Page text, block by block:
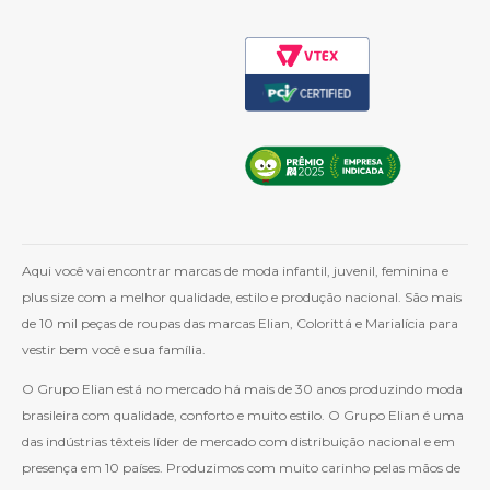
Aqui você vai encontrar marcas de moda infantil, juvenil, feminina e
plus size com a melhor qualidade, estilo e produção nacional. São mais
de 10 mil peças de roupas das marcas Elian, Colorittá e Marialícia para
vestir bem você e sua família.
O Grupo Elian está no mercado há mais de 30 anos produzindo moda
brasileira com qualidade, conforto e muito estilo. O Grupo Elian é uma
das indústrias têxteis líder de mercado com distribuição nacional e em
presença em 10 países. Produzimos com muito carinho pelas mãos de